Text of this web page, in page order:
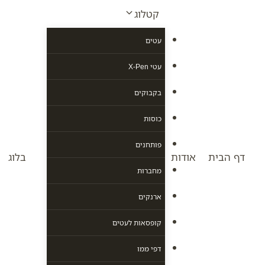
דף הבית אודות
קטלוג
עטים
עטי X-Pen
בקבוקים
כוסות
פותחנים
מחברות
ארנקים
קופסאות לעטים
דפי ממו
בלוג